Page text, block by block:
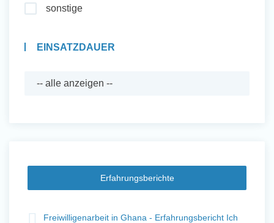
sonstige
EINSATZDAUER
Erfahrungsberichte
Freiwilligenarbeit in Ghana - Erfahrungsbericht Ich